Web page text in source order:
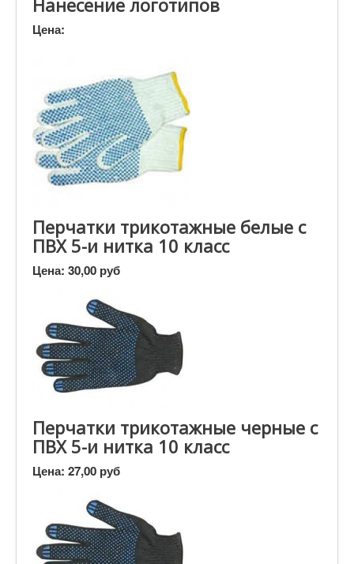
Нанесение логотипов
Цена:
Перчатки трикотажные белые с
ПВХ 5-и нитка 10 класс
Цена: 30,00 руб
Перчатки трикотажные черные с
ПВХ 5-и нитка 10 класс
Цена: 27,00 руб